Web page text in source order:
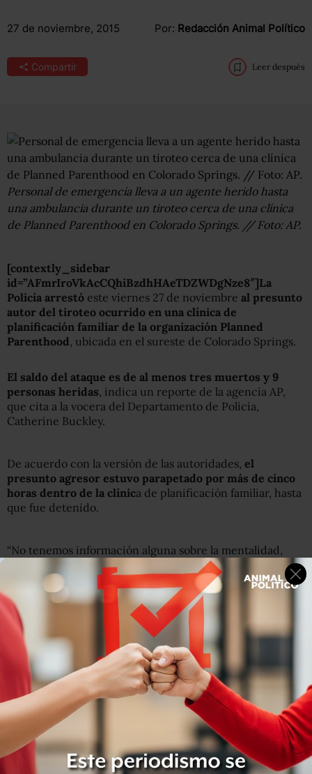
27 de noviembre, 2015 Por: Redacción Animal Político
Compartir Leer después
Personal de emergencia lleva a un agente herido hasta
una ambulancia durante un tiroteo cerca de una clínica
de Planned Parenthood en Colorado Springs. // Foto: AP.
[contextly_sidebar
id=”AFmrIroVkAcCQhiBzdhHAeTDZWDgNze8″]La
Policía arrestó este viernes 27 de noviembre al presunto
autor del tiroteo ocurrido en una clínica de
planificación familiar de la organización Planned
Parenthood, ubicada en el sureste de Colorado Springs.
El saldo del ataque es de al menos tres muertos y 9
personas heridas, indica un reporte de la agencia AP,
que cita a la vocera del Departamento de Policía,
Catherine Buckley.
De acuerdo con la versión de las autoridades, el
presunto agresor estuvo parapetado por más de cinco
horas dentro de la clínica de planificación familiar, hasta
que fue detenido.
“No tenemos información alguna sobre la mentalidad,
ideas o ideología de este individuo”, afirmó Buckley.